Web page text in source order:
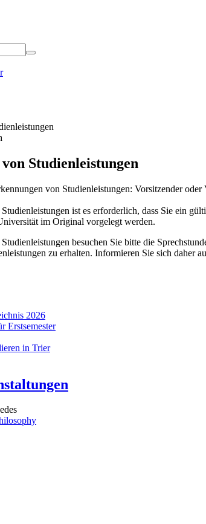
Studienleistungen
von Studienleistungen: Vorsitzender oder
ist es erforderlich, dass Sie ein
im Original vorgelegt werden.
besuchen Sie bitte die
zu erhalten. Informieren Sie sich daher
2026
Erstsemester
in Trier